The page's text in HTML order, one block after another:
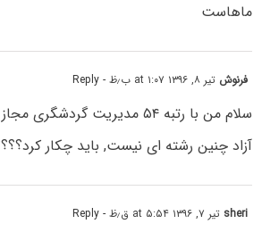
ماهاست
فرنوش تیر ۸, ۱۳۹۶ at ۱:۰۷ ب٫ظ - Reply
سلام من با رتبه ۵۴ مدیریت
آزاد چنین رشته ای نیست, باید چکار
sheri تیر ۷, ۱۳۹۶ at ۵:۵۴ ق٫ظ - Reply